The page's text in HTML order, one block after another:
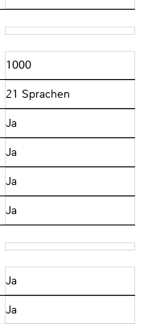
1000
21 Sprachen
Ja
Ja
Ja
Ja
Ja
Ja